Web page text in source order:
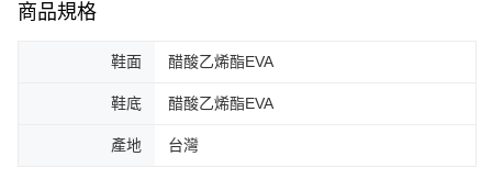
商品規格
鞋面 醋酸乙烯酯EVA
鞋底 醋酸乙烯酯EVA
產地 台灣